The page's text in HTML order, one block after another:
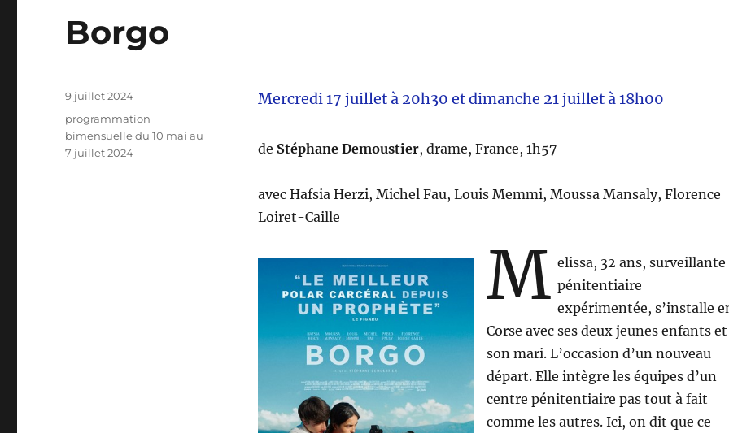
Borgo
Mercredi 17 juillet à 20h30 et dimanche 21 juillet à 18h00
de Stéphane Demoustier, drame, France, 1h57
avec Hafsia Herzi, Michel Fau, Louis Memmi, Moussa Mansaly, Florence
Loiret-Caille
M elissa, 32 ans, surveillante
pénitentiaire
expérimentée, s’installe
Corse avec ses deux jeunes enfants et
son mari. L’occasion d’un nouveau
départ. Elle intègre les équipes d’un
centre pénitentiaire pas tout à fait
comme les autres. Ici, on dit que ce
Publié
9 juillet 2024
Catégories
programmation
bimensuelle du 10 mai au
7 juillet 2024